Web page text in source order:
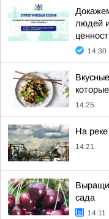
людей
14:30
14:25
На
14:21
сада
14:11